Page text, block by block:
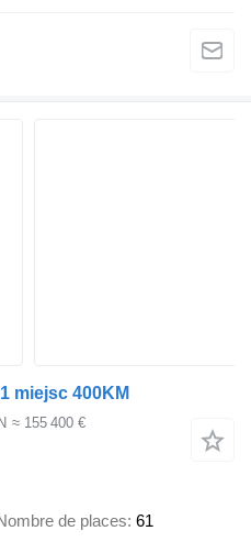
miejsc 400KM
≈ 155 400 €
de places 61